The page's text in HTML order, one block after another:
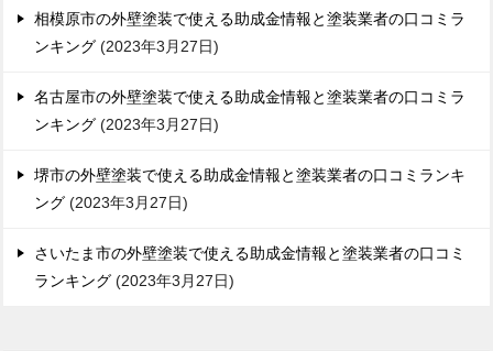
ョ 相模原市の外壁塗装で使える助成金情報と塗装業者の口コミラ
ンキング
2023年3月27日
名古屋市の外壁塗装で使える助成金情報と塗装業者の口コミラ
ンキング
2023年3月27日
堺市の外壁塗装で使える助成金情報と塗装業者の口コミランキ
ング
2023年3月27日
さいたま市の外壁塗装で使える助成金情報と塗装業者の口コミ
ランキング
2023年3月27日